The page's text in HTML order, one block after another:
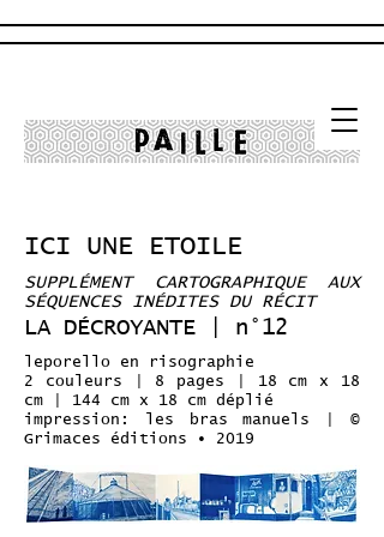
ICI UNE ETOILE
SUPPLÉMENT CARTOGRAPHIQUE AUX
SÉQUENCES INÉDITES DU RÉCIT
LA DÉCROYANTE | n°12
leporello en risographie
2 couleurs | 8 pages | 18 cm x 18
cm | 144 cm x 18 cm déplié
impression: les bras manuels | ©
Grimaces éditions • 2019